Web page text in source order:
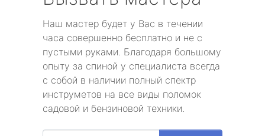
Наш мастер будет у Вас в течении
часа совершенно бесплатно и не с
пустыми руками. Благодаря большому
опыту за спиной у специалиста всегда
с собой в наличии полный спектр
инструметов на все виды поломок
садовой и бензиновой техники.